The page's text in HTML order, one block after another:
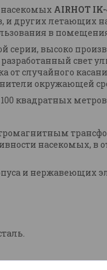
AIRHOT
и других летающих
в
серии, высоко
свет
от случайного
окружающей
квадратных
насекомых,
и нержавеющих